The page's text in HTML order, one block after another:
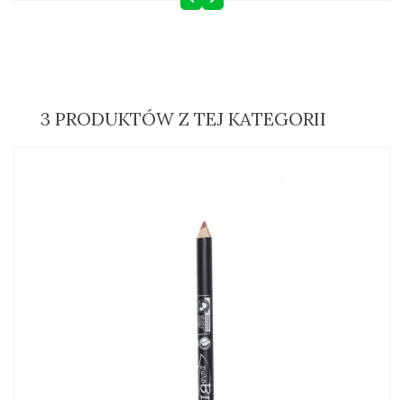
3 PRODUKTÓW Z TEJ KATEGORII